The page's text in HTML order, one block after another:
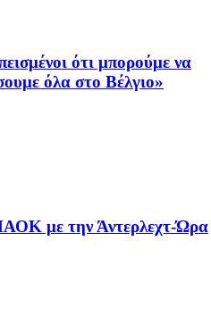
ότι μπορούμε να
όλα στο Βέλγιο»
με την Άντερλεχτ-Ώρα